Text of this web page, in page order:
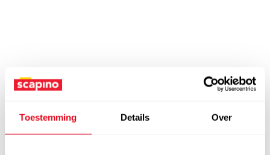
Toestemming Details Over